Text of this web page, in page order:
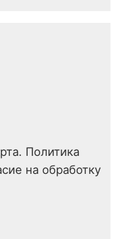
Политика
на обработку